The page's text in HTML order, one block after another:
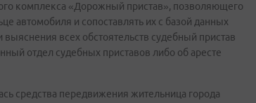
комплекса «Дорожный пристав», позволяющего
автомобиля и сопоставлять их с базой данных
всех обстоятельств судебный пристав
отдел судебных приставов либо об аресте
средства передвижения жительница города